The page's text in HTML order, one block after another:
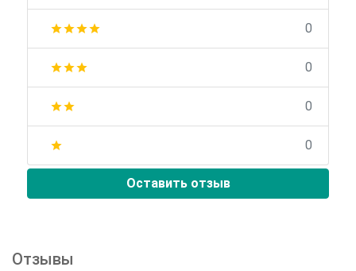
starstarstarstar 0
starstarstar 0
starstar 0
star 0
Оставить отзыв
Отзывы